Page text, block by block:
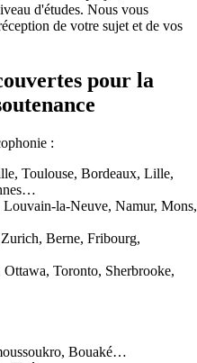
d'études. Nous vous
de votre sujet et de vos
pour la
:
Toulouse, Bordeaux, Lille,
la-Neuve, Namur, Mons,
Berne, Fribourg,
Toronto, Sherbrooke,
Bouaké…